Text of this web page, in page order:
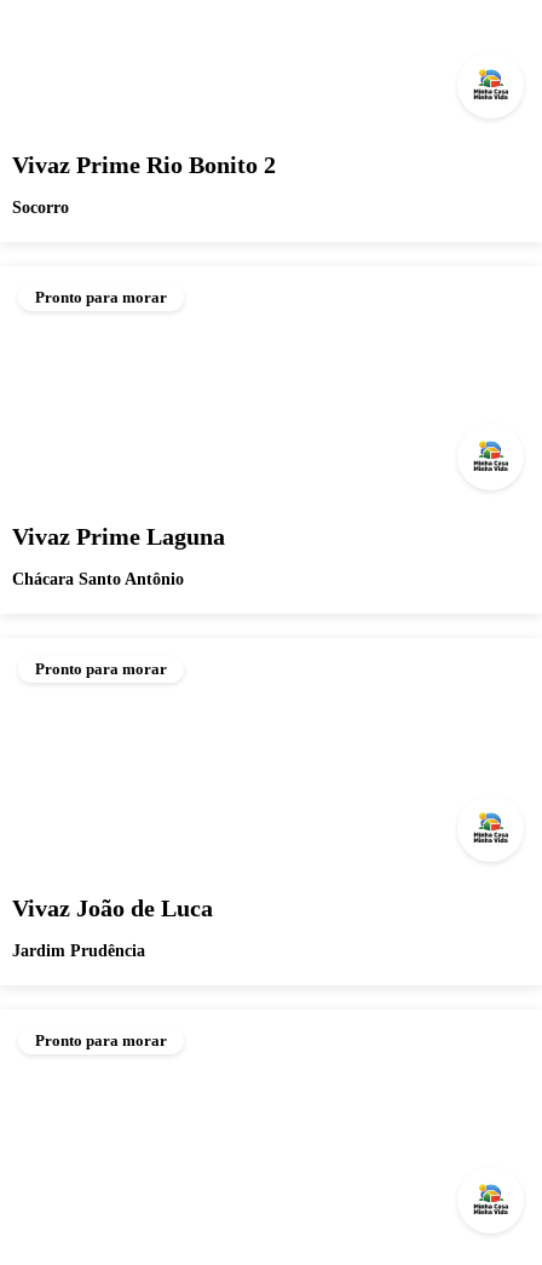
Vivaz Prime Rio Bonito 2
Socorro
Pronto para morar
Vivaz Prime Laguna
Chácara Santo Antônio
Pronto para morar
Vivaz João de Luca
Jardim Prudência
Pronto para morar